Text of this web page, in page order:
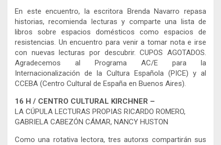
En este encuentro, la escritora Brenda Navarro repasa
historias, recomienda lecturas y comparte una lista de
libros sobre espacios domésticos como espacios de
resistencias. Un encuentro para venir a tomar nota e irse
con nuevas lecturas por descubrir. CUPOS AGOTADOS.
Agradecemos al Programa AC/E para la
Internacionalización de la Cultura Española (PICE) y al
CCEBA (Centro Cultural de España en Buenos Aires).
16 H / CENTRO CULTURAL KIRCHNER –
LA CÚPULA LECTURAS PROPIAS RICARDO ROMERO,
GABRIELA CABEZÓN CÁMAR, NANCY HUSTON
Como una rotativa lectora, tres autorxs compartirán sus